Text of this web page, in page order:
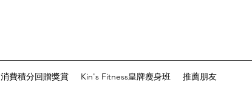
消費積分回贈獎賞 Kin's Fitness皇牌瘦身班 推薦朋友